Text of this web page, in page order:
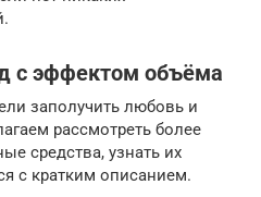
с эффектом объёма
заполучить любовь и
рассмотреть более
средства, узнать их
с кратким описанием.